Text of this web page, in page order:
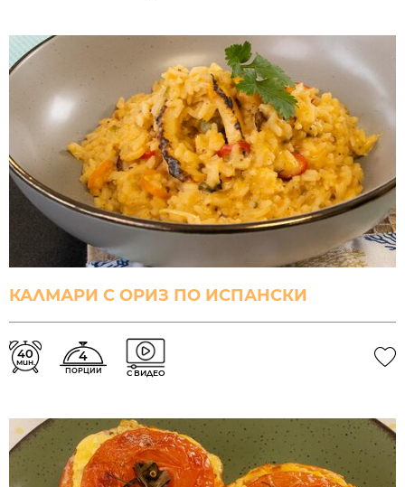
КАЛМАРИ С ОРИЗ ПО ИСПАНСКИ
40
мин. 4
ПОРЦИИ С ВИДЕО